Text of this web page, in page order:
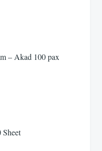
– Akad 100 pax